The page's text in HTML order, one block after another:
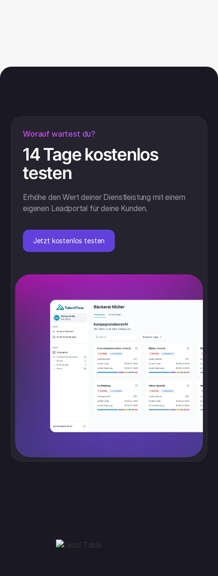
Worauf wartest du?
14 Tage kostenlos
testen
Erhöhe den Wert deiner Dienstleistung mit einem
eigenen Leadportal für deine Kunden.
Jetzt kostenlos testen